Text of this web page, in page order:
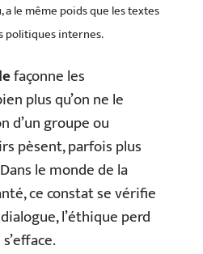
le même poids que les textes
politiques internes.
façonne les
plus qu’on ne le
d’un groupe ou
pèsent, parfois plus
le monde de la
ce constat se vérifie
l’éthique perd